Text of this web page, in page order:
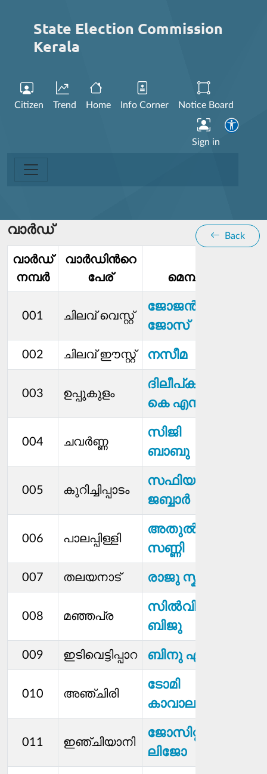
State Election Commission
Kerala
Citizen Trend Home Info Corner Notice Board
Sign in
വാര്‍ഡ് Back
വാര്‍ഡ്‌
നമ്പര്‍
വാര്‍ഡിൻറെ
പേര്
മെമ്പര്‍
001 ചിലവ് വെസ്റ്റ്
ജോജൻ
ജോസ്
002 ചിലവ് ഈസ്റ്റ് നസീമ
003 ഉപ്പുകുളം
ദിലീപ്‍കുമാർ
കെ എസ്
004 ചവര്‍ണ്ണ
സിജി
ബാബു
005 കുറിച്ചിപ്പാടം
സഫിയ
ജബ്ബാർ
006 പാലപ്പിള്ളി
അതുൽ
സണ്ണി
007 തലയനാട് രാജു സ്കറിയ
008 മഞ്ഞപ്ര
സില്‍വി
ബിജു
009 ഇടിവെട്ടിപ്പാറ ബിനു എബി
010 അഞ്ചിരി
ടോമി
കാവാലം
011 ഇഞ്ചിയാനി
ജോസിറ്റ
ലിജോ